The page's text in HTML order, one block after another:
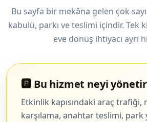
Bu sayfa bir mekâna gelen çok
kabulü, parkı ve teslimi içindir. Tek
eve dönüş ihtiyacı ayrı
🅿️ Bu hizmet neyi
Etkinlik kapısındaki araç trafiği,
karşılama, anahtar teslimi, park